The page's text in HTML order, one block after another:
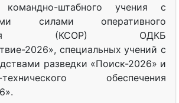
командно-штабного учения с
силами оперативного
(КСОР) ОДКБ
2026», специальных учений с
разведки «Поиск-2026» и
технического обеспечения